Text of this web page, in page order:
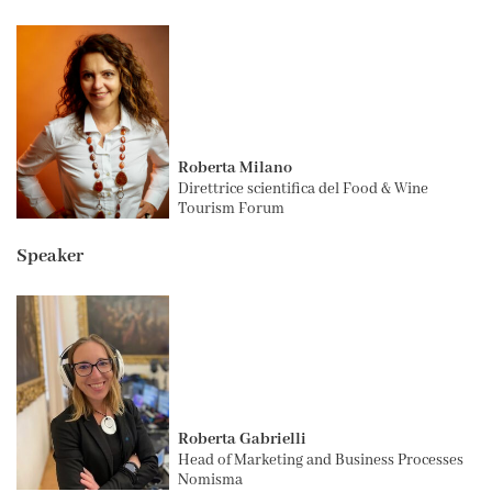
Roberta Milano
Direttrice scientifica del Food & Wine
Tourism Forum
Speaker
Roberta Gabrielli
Head of Marketing and Business Processes
Nomisma